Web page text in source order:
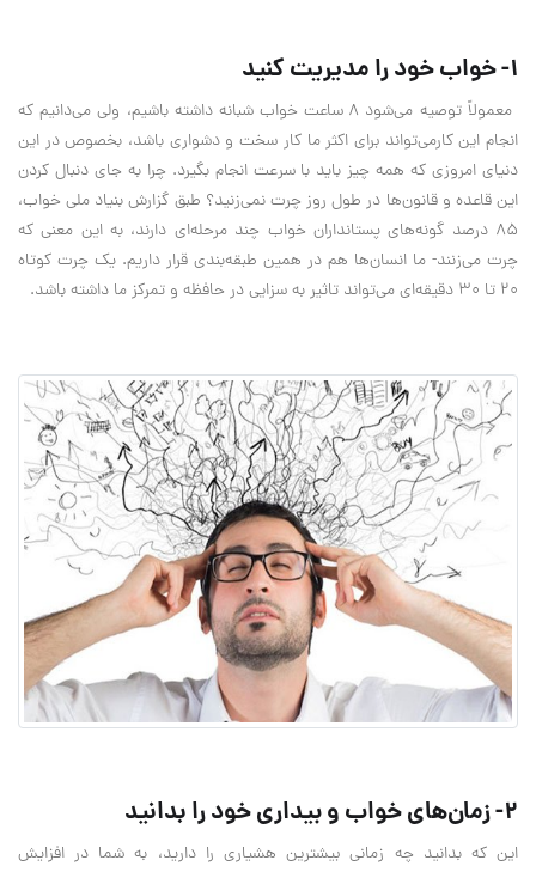
1- خواب خود را مدیریت کنید
معمولاً توصیه می‌شود 8 ساعت خواب شبانه‌ داشته باشیم، ولی می‌دانیم که
انجام این کارمی‌تواند برای اکثر ما کار سخت و دشواری باشد، بخصوص در این
دنیای امروزی که همه چیز باید با سرعت انجام بگیرد. چرا به جای دنبال کردن
این قاعده و قانون‌ها در طول روز چرت نمی‌زنید؟ طبق گزارش بنیاد ملی خواب،
85 درصد گونه‌های پستانداران خواب چند مرحله‌ای دارند، به این معنی که
چرت می‌زنند- ما انسان‌ها هم در همین طبقه‌بندی قرار داریم. یک چرت کوتاه
20 تا 30 دقیقه‌ای می‌تواند تاثیر به سزایی در حافظه و تمرکز ما داشته باشد.
2- زمان‌های خواب و بیداری خود را بدانید
این که بدانید چه زمانی بیشترین هشیاری را دارید، به شما در افزایش